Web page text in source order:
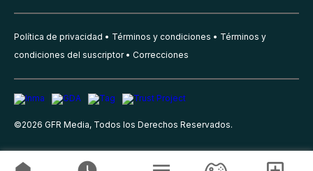
Política de privacidad Términos y condiciones
Términos y
condiciones del suscriptor
Correcciones
©2026 GFR Media, Todos los Derechos Reservados.